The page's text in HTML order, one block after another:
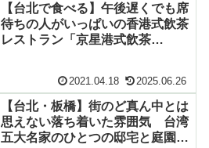
【台北で食べる】午後遅くでも席
待ちの人がいっぱいの香港式飲茶
レストラン「京星港式飲茶
2021.04.18 2025.06.26
【台北・板橋】街のど真ん中とは
思えない落ち着いた雰囲気 台湾
五大名家のひとつの邸宅と庭園